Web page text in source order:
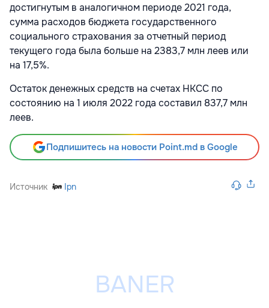
достигнутым в аналогичном периоде 2021 года,
сумма расходов бюджета государственного
социального страхования за отчетный период
текущего года была больше на 2383,7 млн леев или
на 17,5%.
Остаток денежных средств на счетах НКСС по
состоянию на 1 июля 2022 года составил 837,7 млн
леев.
Подпишитесь на новости Point.md в Google
Источник Ipn